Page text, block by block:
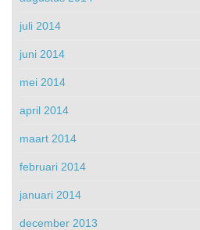
juli 2014
juni 2014
mei 2014
april 2014
maart 2014
februari 2014
januari 2014
december 2013